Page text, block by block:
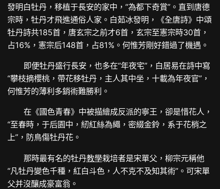
發明白牡丹，移植于長安的家中，“為都下奇賞”。直到唐德
宗時，牡丹才飛進通俗人家。白茹冰發明，《全唐詩》中頌
牡丹詩共185首，唐玄宗之前才6首，玄宗至憲宗時30首，
占16%，憲宗后148首，占81%。何惟芳剛好錯過了機遇。
即便牡丹盛行長安，也多在“年夜宅”，白居易在詩中寫
“攀枝摘櫻桃，帶花移牡丹，主人其中坐，十載為年夜官”，
何惟芳的薄利多銷術難勝利。
在《國色青春》中被描繪成反派的寧王，卻是惜花人，
“至春時，于后園中，紉紅絲為繩，密綴金鈴，系于花梢之
上”，防鳥傷牡丹花。
那時最有名的牡丹教學栽培者是宋單父，柳宗元稱他
“凡牡丹變色千種，紅白斗色，人不克不及知其術”。可宋單
父并沒釀成豪富翁。